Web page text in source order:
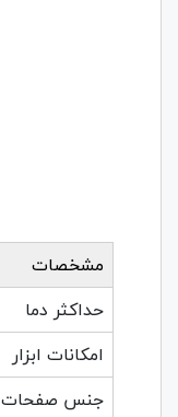
مشخصات
حداکثر دما
امکانات ابزار
جنس صفحات